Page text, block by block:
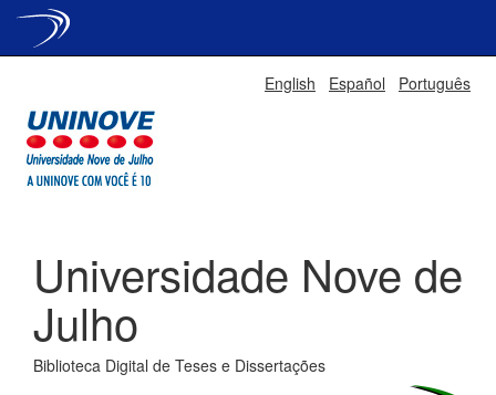
English Español Português
Universidade Nove de
Julho
Biblioteca Digital de Teses e Dissertações